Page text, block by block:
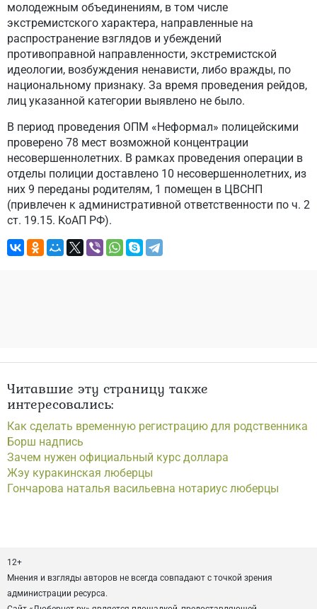
молодежным объединениям, в том числе
экстремистского характера, направленные на
распространение взглядов и убеждений
противоправной направленности, экстремистской
идеологии, возбуждения ненависти, либо вражды, по
национальному признаку. За время проведения рейдов,
лиц указанной категории выявлено не было.
В период проведения ОПМ «Неформал» полицейскими
проверено 78 мест возможной концентрации
несовершеннолетних. В рамках проведения операции в
отделы полиции доставлено 10 несовершеннолетних, из
них 9 переданы родителям, 1 помещен в ЦВСНП
(привлечен к административной ответственности по ч. 2
ст. 19.15. КоАП РФ).
Читавшие эту страницу также
интересовались:
Как сделать временную регистрацию для родственника
Борш надпись
Зачем нужен официальный курс доллара
Жэу куракинская люберцы
Гончарова наталья васильевна нотариус люберцы
12+
Мнения и взгляды авторов не всегда совпадают с точкой зрения
администрации ресурса.